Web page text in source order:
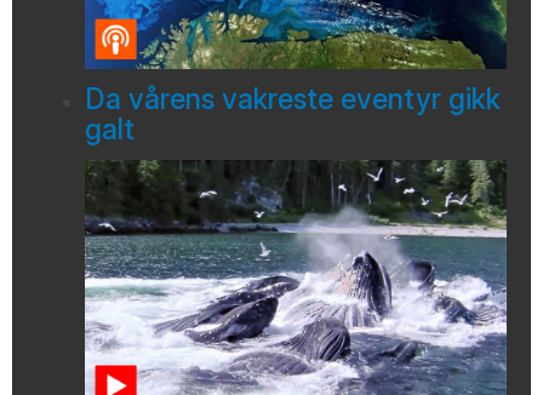
Da vårens vakreste eventyr gikk
galt